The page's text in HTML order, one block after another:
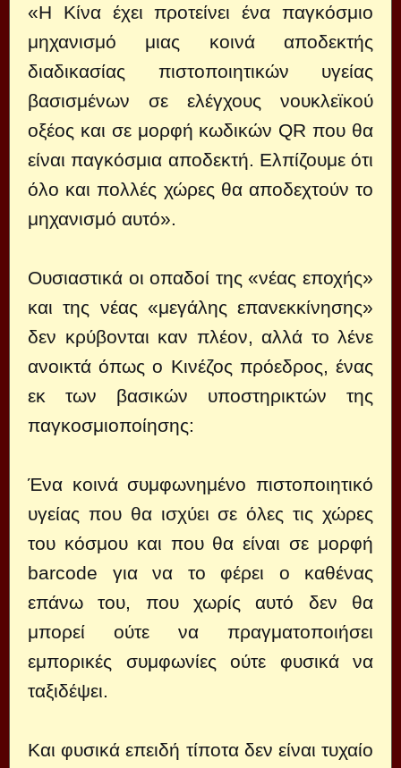
«Η Κίνα έχει προτείνει ένα παγκόσμιο
μηχανισμό μιας κοινά αποδεκτής
διαδικασίας πιστοποιητικών υγείας
βασισμένων σε ελέγχους νουκλεϊκού
οξέος και σε μορφή κωδικών QR που θα
είναι παγκόσμια αποδεκτή. Ελπίζουμε ότι
όλο και πολλές χώρες θα αποδεχτούν το
μηχανισμό αυτό».
Ουσιαστικά οι οπαδοί της «νέας εποχής»
και της νέας «μεγάλης επανεκκίνησης»
δεν κρύβονται καν πλέον, αλλά το λένε
ανοικτά όπως ο Κινέζος πρόεδρος, ένας
εκ των βασικών υποστηρικτών της
παγκοσμιοποίησης:
Ένα κοινά συμφωνημένο πιστοποιητικό
υγείας που θα ισχύει σε όλες τις χώρες
του κόσμου και που θα είναι σε μορφή
barcode για να το φέρει ο καθένας
επάνω του, που χωρίς αυτό δεν θα
μπορεί ούτε να πραγματοποιήσει
εμπορικές συμφωνίες ούτε φυσικά να
ταξιδέψει.
Και φυσικά επειδή τίποτα δεν είναι τυχαίο